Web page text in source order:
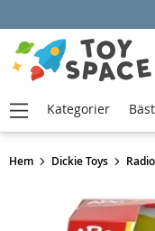
Hem Dickie Toys
Kategorier